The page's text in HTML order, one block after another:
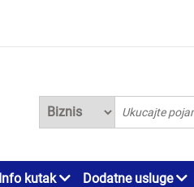
Info kutak Dodatne usluge